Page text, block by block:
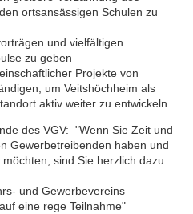
ortsansässigen Schulen zu
und vielfältigen
zu geben
Projekte von
um Veitshöchheim als
aktiv weiter zu entwickeln
des VGV: "Wenn Sie Zeit und
Gewerbetreibenden haben und
sind Sie herzlich dazu
und Gewerbevereins
eine rege Teilnahme"